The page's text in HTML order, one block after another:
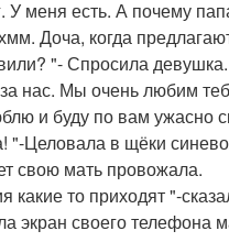
меня есть. А почему
Доча, когда
"- Спросила девушка.
нас. Мы очень любим
и буду по вам ужасно
"-Целовала в щёки
свою мать провожала.
какие то приходят "-
экран своего телефона